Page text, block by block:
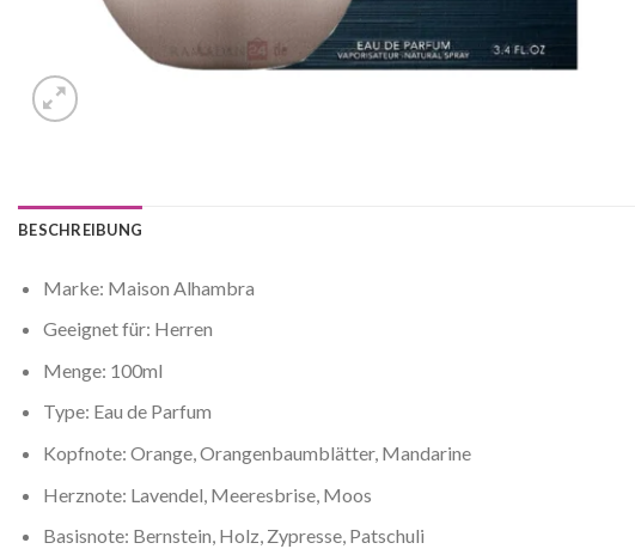
BESCHREIBUNG
Marke: Maison Alhambra
Geeignet für: Herren
Menge: 100ml
Type: Eau de Parfum
Kopfnote: Orange, Orangenbaumblätter, Mandarine
Herznote: Lavendel, Meeresbrise, Moos
Basisnote: Bernstein, Holz, Zypresse, Patschuli